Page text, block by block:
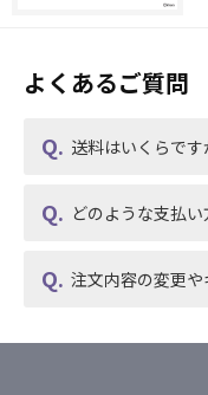
よくあるご質問
送料はいくらです
どのような支払
注文内容の変更